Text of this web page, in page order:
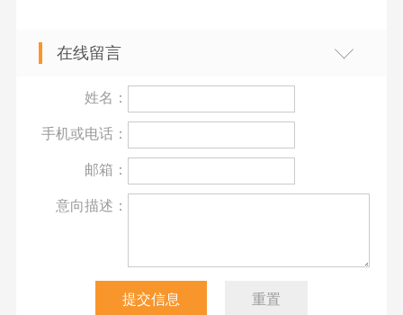
在线留言
姓名：
手机或电话：
邮箱：
意向描述：